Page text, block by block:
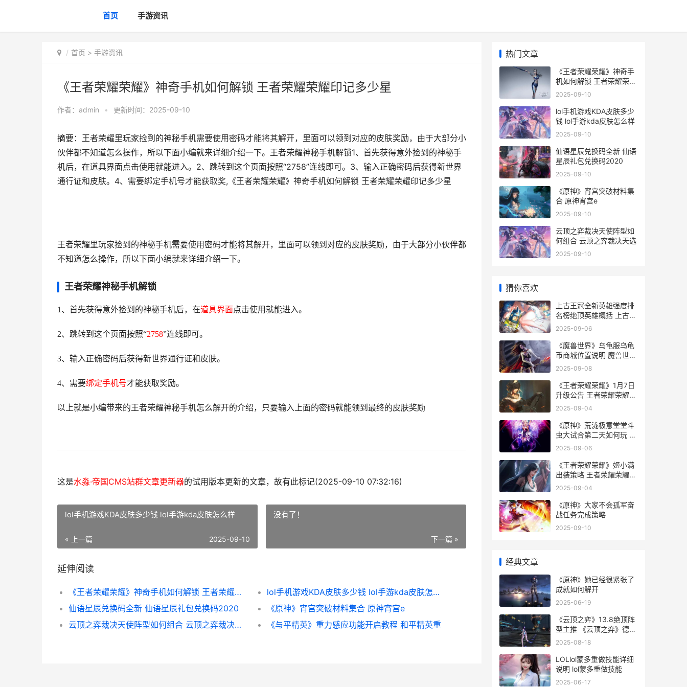
首页 手游资讯
首页 > 手游资讯
《王者荣耀荣耀》神奇手机如何解锁 王者荣耀荣耀印记多少星
作者： admin • 更新时间：2025-09-10
摘要：王者荣耀里玩家捡到的神秘手机需要使用密码才能将其解开，里面可以领到对应的皮肤奖励，由于大部分小
伙伴都不知道怎么操作，所以下面小编就来详细介绍一下。王者荣耀神秘手机解锁1、首先获得意外捡到的神秘手
机后，在道具界面点击使用就能进入。2、跳转到这个页面按照“2758”连线即可。3、输入正确密码后获得新世界
通行证和皮肤。4、需要绑定手机号才能获取奖,《王者荣耀荣耀》神奇手机如何解锁 王者荣耀荣耀印记多少星
王者荣耀里玩家捡到的神秘手机需要使用密码才能将其解开，里面可以领到对应的皮肤奖励，由于大部分小伙伴都
不知道怎么操作，所以下面小编就来详细介绍一下。
王者荣耀神秘手机解锁
1、首先获得意外捡到的神秘手机后，在道具界面点击使用就能进入。
2、跳转到这个页面按照“2758”连线即可。
3、输入正确密码后获得新世界通行证和皮肤。
4、需要绑定手机号才能获取奖励。
以上就是小编带来的王者荣耀神秘手机怎么解开的介绍，只要输入上面的密码就能领到最终的皮肤奖励
这是水淼·帝国CMS站群文章更新器的试用版本更新的文章，故有此标记(2025-09-10 07:32:16)
lol手机游戏KDA皮肤多少钱 lol手游kda皮肤怎么样
« 上一篇 2025-09-10
没有了！
下一篇 »
延伸阅读
《王者荣耀荣耀》神奇手机如何解锁 王者荣耀荣耀印记多少星
lol手机游戏KDA皮肤多少钱 lol手游kda皮肤怎么样
仙语星辰兑换码全新 仙语星辰礼包兑换码2020
《原神》宵宫突破材料集合 原神宵宫e
云顶之弈裁决天使阵型如何组合 云顶之弈裁决天选
《与平精英》重力感应功能开启教程 和平精英重
热门文章
《王者荣耀荣耀》神奇手
机如何解锁 王者荣耀荣耀
印记多少星
2025-09-10
lol手机游戏KDA皮肤多少
钱 lol手游kda皮肤怎么样
2025-09-10
仙语星辰兑换码全新 仙语
星辰礼包兑换码2020
2025-09-10
《原神》宵宫突破材料集
合 原神宵宫e
2025-09-10
云顶之弈裁决天使阵型如
何组合 云顶之弈裁决天选
2025-09-10
猜你喜欢
上古王冠全新英雄强度排
名榜绝顶英雄概括 上古王
冠全新英雄排名
2025-09-06
《魔兽世界》乌龟服乌龟
币商城位置说明 魔兽世界
乌鸦之神的缰绳
2025-09-08
《王者荣耀荣耀》1月7日
升级公告 王者荣耀荣耀币
怎么获取
2025-09-04
《原神》荒泷极意堂堂斗
虫大试合第二天如何玩 荒
泷一斗是谁元神
2025-09-06
《王者荣耀荣耀》姬小满
出装策略 王者荣耀荣耀印
记多少星
2025-09-04
《原神》大家不会孤军奋
战任务完成策略
2025-09-10
经典文章
《原神》她已经很紧张了
成就如何解开
2025-06-19
《云顶之弈》13.8绝顶阵
型主推 《云顶之弈》德莱
文阵容
2025-08-18
LOLlol蒙多重做技能详细
说明 lol蒙多重做技能
2025-06-17